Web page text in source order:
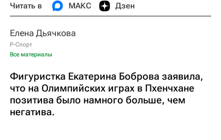
Читать в МАКС Дзен
Елена Дьячкова
Р-Спорт
Все материалы
Фигуристка Екатерина Боброва заявила,
что на Олимпийских играх в Пхенчхане
позитива было намного больше, чем
негатива.